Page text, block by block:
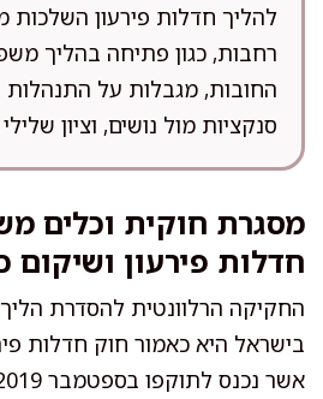
להליך חדלות פירעון השלכות
רחבות, כגון פתיחה בהליך
החובות, מגבלות על התנהלות
סנקציות מול נושים, וציון
מסגרת חוקית וכלים
חדלות פירעון ושיקום
החקיקה הרלוונטית להסדרת
בישראל היא כאמור חוק חדלות